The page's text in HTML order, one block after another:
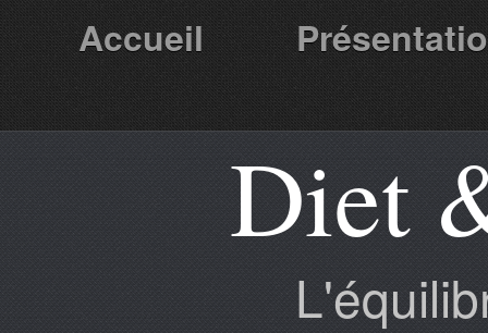
Accueil
Partenaires Diet